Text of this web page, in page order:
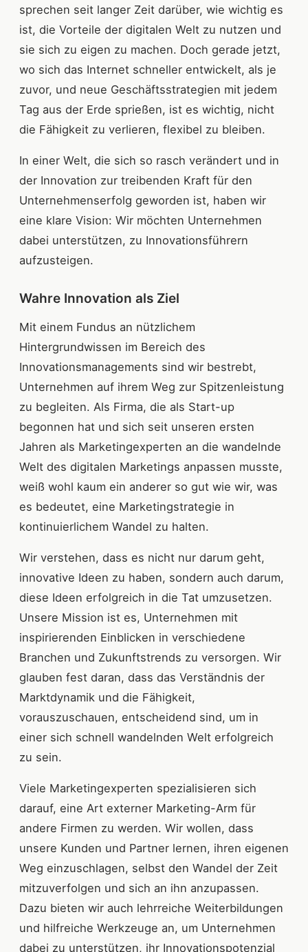
sprechen seit langer Zeit darüber, wie wichtig es
ist, die Vorteile der digitalen Welt zu nutzen und
sie sich zu eigen zu machen. Doch gerade jetzt,
wo sich das Internet schneller entwickelt, als je
zuvor, und neue Geschäftsstrategien mit jedem
Tag aus der Erde sprießen, ist es wichtig, nicht
die Fähigkeit zu verlieren, flexibel zu bleiben.
In einer Welt, die sich so rasch verändert und in
der Innovation zur treibenden Kraft für den
Unternehmenserfolg geworden ist, haben wir
eine klare Vision: Wir möchten Unternehmen
dabei unterstützen, zu Innovationsführern
aufzusteigen.
Wahre Innovation als Ziel
Mit einem Fundus an nützlichem
Hintergrundwissen im Bereich des
Innovationsmanagements sind wir bestrebt,
Unternehmen auf ihrem Weg zur Spitzenleistung
zu begleiten. Als Firma, die als Start-up
begonnen hat und sich seit unseren ersten
Jahren als Marketingexperten an die wandelnde
Welt des digitalen Marketings anpassen musste,
weiß wohl kaum ein anderer so gut wie wir, was
es bedeutet, eine Marketingstrategie in
kontinuierlichem Wandel zu halten.
Wir verstehen, dass es nicht nur darum geht,
innovative Ideen zu haben, sondern auch darum,
diese Ideen erfolgreich in die Tat umzusetzen.
Unsere Mission ist es, Unternehmen mit
inspirierenden Einblicken in verschiedene
Branchen und Zukunftstrends zu versorgen. Wir
glauben fest daran, dass das Verständnis der
Marktdynamik und die Fähigkeit,
vorauszuschauen, entscheidend sind, um in
einer sich schnell wandelnden Welt erfolgreich
zu sein.
Viele Marketingexperten spezialisieren sich
darauf, eine Art externer Marketing-Arm für
andere Firmen zu werden. Wir wollen, dass
unsere Kunden und Partner lernen, ihren eigenen
Weg einzuschlagen, selbst den Wandel der Zeit
mitzuverfolgen und sich an ihn anzupassen.
Dazu bieten wir auch lehrreiche Weiterbildungen
und hilfreiche Werkzeuge an, um Unternehmen
dabei zu unterstützen, ihr Innovationspotenzial